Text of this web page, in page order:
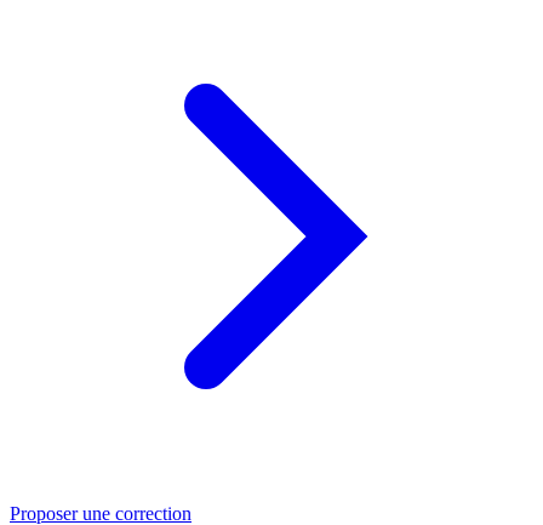
Proposer une correction